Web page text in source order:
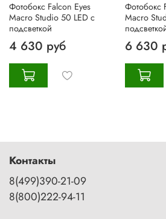
Фотобокс Falcon Eyes
Macro Studio 50 LED с
подсветкой
4 630 руб
Фотобокс
Macro
6 630
Контакты
8(499)390-21-09
8(800)222-94-11